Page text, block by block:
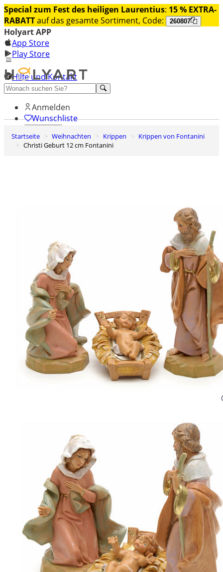
Special zum Fest des heiligen Laurentius: 15 % EXTRA-
RABATTauf das gesamte Sortiment, Code: 260807
Holyart APP
App Store
Play Store
Hilfe und Kontakt
Entdecken Sie Premium
Anmelden
Wunschliste
0
Warenkorb
Startseite Weihnachten Krippen
Krippen von Fontanini
Christi Geburt 12 cm Fontanini